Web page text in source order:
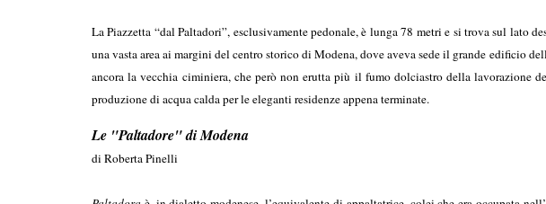
La Piazzetta “dal Paltadori”, esclusivamente pedonale, è lunga 78 metri e si trova sul
una vasta area ai margini del centro storico di Modena, dove aveva sede il grande edificio
ancora la vecchia ciminiera, che però non erutta più il fumo dolciastro della lavorazione
produzione di acqua calda per le eleganti residenze appena terminate.
Le "Paltadore" di Modena
di Roberta Pinelli